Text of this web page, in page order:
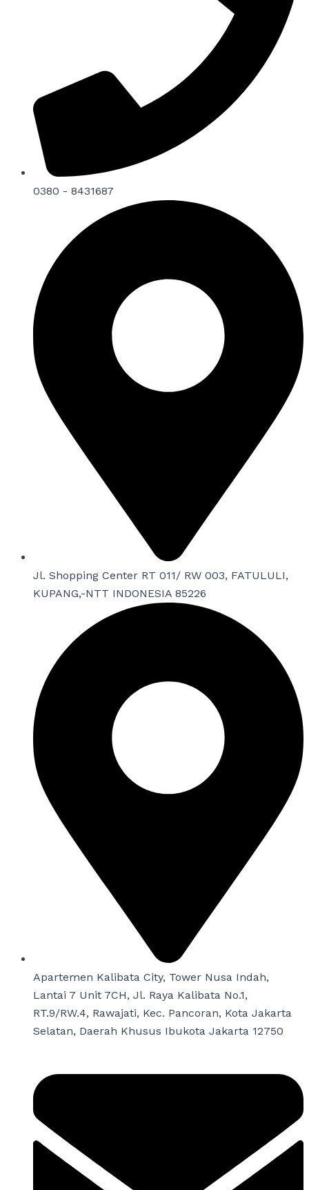
0380 - 8431687
Jl. Shopping Center RT 011/ RW 003, FATULULI,
KUPANG,-NTT INDONESIA 85226
Apartemen Kalibata City, Tower Nusa Indah,
Lantai 7 Unit 7CH, Jl. Raya Kalibata No.1,
RT.9/RW.4, Rawajati, Kec. Pancoran, Kota Jakarta
Selatan, Daerah Khusus Ibukota Jakarta 12750